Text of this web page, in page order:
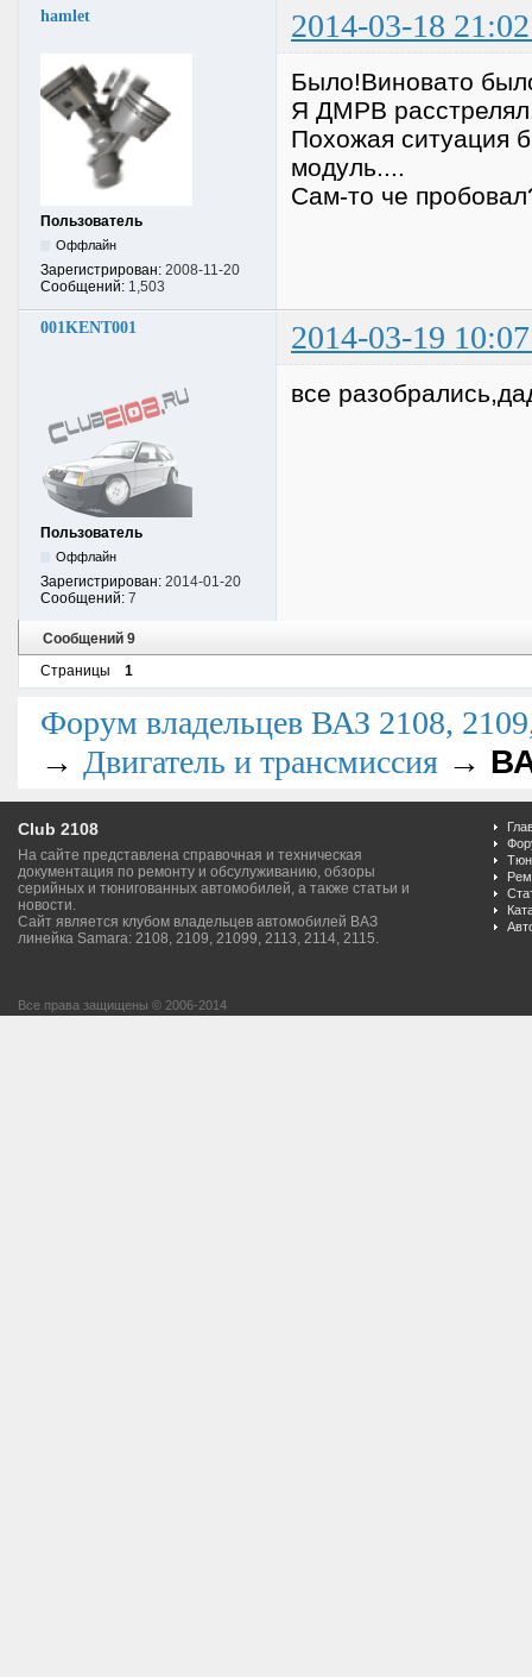
hamlet 2014-03-18
Пользователь
Оффлайн
Зарегистрирован: 2008-11-20
Сообщений: 1,503
Было!Виновато
Я ДМРВ
Похожая ситуация
модуль....
Сам-то че
001KENT001 2014-03-19
Пользователь
Оффлайн
Зарегистрирован: 2014-01-20
Сообщений: 7
все
Сообщений 9
Страницы
1
Форум владельцев ВАЗ 2108,
→ Двигатель и трансмиссия →
Club 2108
На сайте представлена справочная и техническая
документация по ремонту и обсулуживанию, обзоры
серийных и тюнигованных автомобилей, а также статьи и
новости.
Сайт является клубом владельцев автомобилей ВАЗ
линейка Samara: 2108, 2109, 21099, 2113, 2114, 2115.
Все права защищены © 2006-2014